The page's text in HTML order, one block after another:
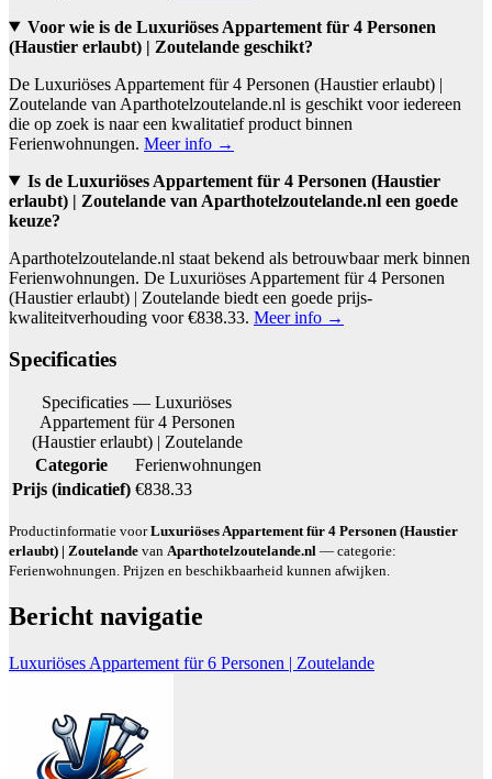
Voor wie is de Luxuriöses Appartement für 4 Personen
(Haustier erlaubt) | Zoutelande geschikt?
De Luxuriöses Appartement für 4 Personen (Haustier erlaubt) |
Zoutelande van Aparthotelzoutelande.nl is geschikt voor iedereen
die op zoek is naar een kwalitatief product binnen
Ferienwohnungen. Meer info →
Is de Luxuriöses Appartement für 4 Personen (Haustier
erlaubt) | Zoutelande van Aparthotelzoutelande.nl een goede
keuze?
Aparthotelzoutelande.nl staat bekend als betrouwbaar merk binnen
Ferienwohnungen. De Luxuriöses Appartement für 4 Personen
(Haustier erlaubt) | Zoutelande biedt een goede prijs-
kwaliteitverhouding voor €838.33. Meer info →
Specificaties
Specificaties — Luxuriöses
Appartement für 4 Personen
(Haustier erlaubt) | Zoutelande
Categorie
Ferienwohnungen
Prijs (indicatief) €838.33
Productinformatie voorLuxuriöses Appartement für 4 Personen (Haustier
erlaubt) | Zoutelande van Aparthotelzoutelande.nl — categorie:
Ferienwohnungen. Prijzen en beschikbaarheid kunnen afwijken.
Bericht navigatie
Luxuriöses Appartement für 6 Personen | Zoutelande